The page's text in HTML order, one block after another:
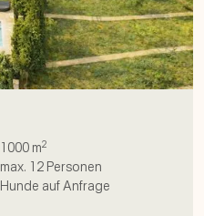
1000 m2
max. 12 Personen
Hunde auf Anfrage